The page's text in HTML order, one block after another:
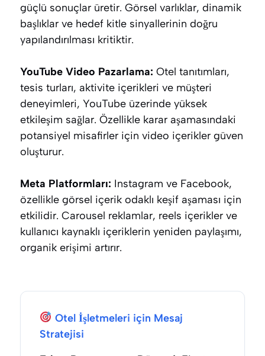
güçlü sonuçlar üretir. Görsel varlıklar, dinamik
başlıklar ve hedef kitle sinyallerinin doğru
yapılandırılması kritiktir.
YouTube Video Pazarlama: Otel tanıtımları,
tesis turları, aktivite içerikleri ve müşteri
deneyimleri, YouTube üzerinde yüksek
etkileşim sağlar. Özellikle karar aşamasındaki
potansiyel misafirler için video içerikler güven
oluşturur.
Meta Platformları: Instagram ve Facebook,
özellikle görsel içerik odaklı keşif aşaması için
etkilidir. Carousel reklamlar, reels içerikler ve
kullanıcı kaynaklı içeriklerin yeniden paylaşımı,
organik erişimi artırır.
Otel İşletmeleri için Mesaj
Stratejisi